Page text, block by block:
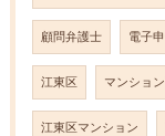
顧問弁護士 電子
江東区 マンショ
江東区マンション